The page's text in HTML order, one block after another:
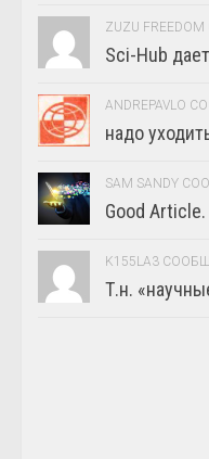
ZUZU
Sci-Hub
ANDREPAVLO
надо
SAM SANDY
Good
K155LA3
Т.н.